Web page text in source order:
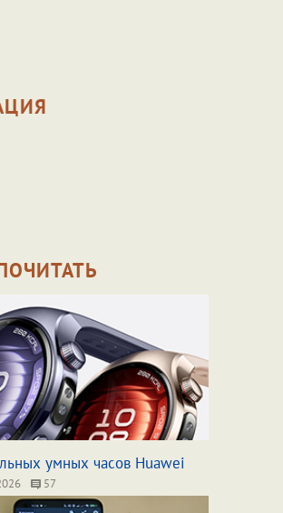
умных часов Huawei
57